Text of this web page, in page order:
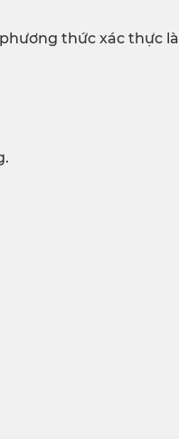
thức xác thực là